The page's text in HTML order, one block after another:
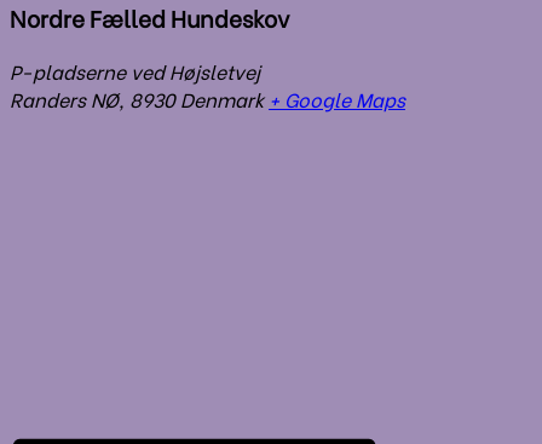
Nordre Fælled Hundeskov
P-pladserne ved Højsletvej
Randers NØ, 8930 Denmark + Google Maps